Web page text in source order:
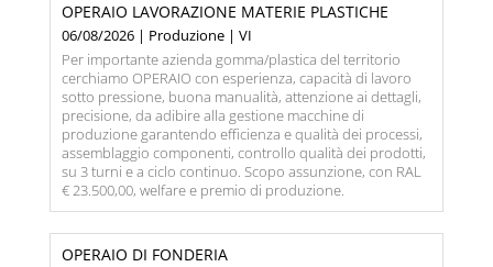
OPERAIO LAVORAZIONE MATERIE PLASTICHE
06/08/2026 | Produzione | VI
Per importante azienda gomma/plastica del territorio
cerchiamo OPERAIO con esperienza, capacità di lavoro
sotto pressione, buona manualità, attenzione ai dettagli,
precisione, da adibire alla gestione macchine di
produzione garantendo efficienza e qualità dei processi,
assemblaggio componenti, controllo qualità dei prodotti,
su 3 turni e a ciclo continuo. Scopo assunzione, con RAL
€ 23.500,00, welfare e premio di produzione.
OPERAIO DI FONDERIA